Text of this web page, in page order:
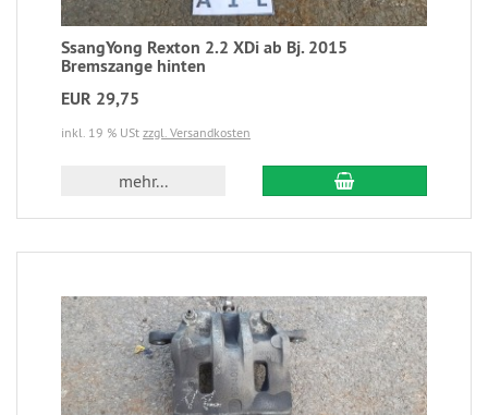
SsangYong Rexton 2.2 XDi ab Bj. 2015
Bremszange hinten
EUR 29,75
inkl. 19 % USt zzgl. Versandkosten
mehr...